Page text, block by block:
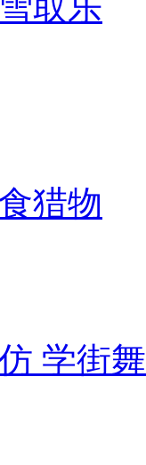
猎物
学街